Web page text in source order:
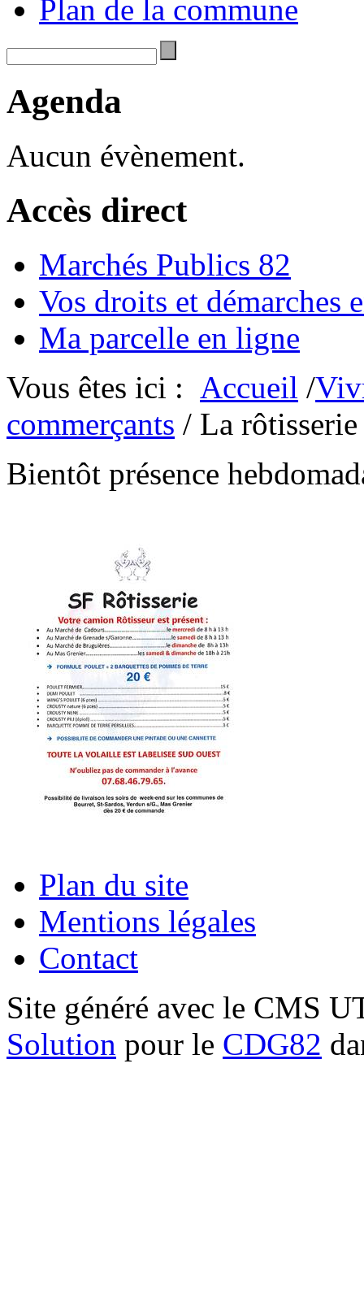
Plan de la commune
Agenda
Aucun évènement.
Accès direct
Marchés Publics 82
Vos droits et démarches
Ma parcelle en ligne
Vous êtes ici : Accueil /
commerçants / La
Bientôt présence
Plan du site
Mentions légales
Contact
Site généré avec le CMS
Solution pour le CDG82